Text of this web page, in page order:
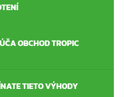
OBCHOD TROPIC
TIETO VÝHODY